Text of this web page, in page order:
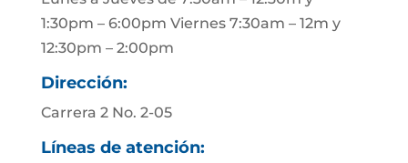
1:30pm – 6:00pm Viernes 7:30am – 12m y
12:30pm – 2:00pm
Dirección:
Carrera 2 No. 2-05
Líneas de atención: